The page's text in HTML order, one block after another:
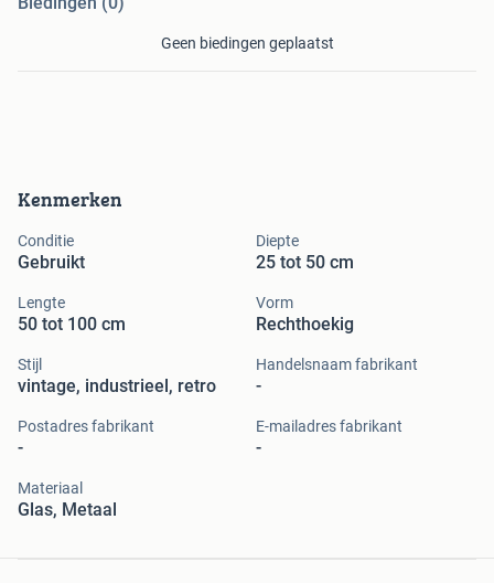
Kenmerken
Conditie
Gebruikt
Diepte
25 tot 50 cm
Lengte
50 tot 100 cm
Vorm
Rechthoekig
Stijl
vintage, industrieel, retro
Handelsnaam fabrikant
-
Postadres fabrikant
-
E-mailadres fabrikant
-
Materiaal
Glas, Metaal
Geen biedingen geplaatst